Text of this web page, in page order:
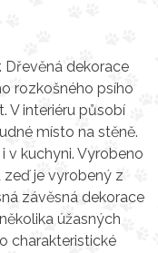
Dřevěná dekorace
rozkošného psího
V interiéru působí
místo na stěně.
v kuchyni. Vyrobeno
je vyrobený z
závěsná dekorace
úžasných
charakteristické